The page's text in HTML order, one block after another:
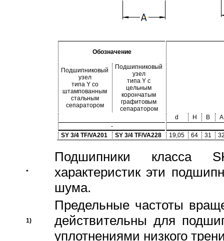
Обозначение
Подшипниковый
узел
типа Y со
штампованным
стальным
сепаратором
Подшипниковый
узел
типа Y с
цельным
корончатым
графитовым
сепаратором
d
H B
A
-
SY 3/4 TF/VA201
SY 3/4 TF/VA228 19,05 64 31
*
Подшипники класса
характеристик эти
шума.
1)
Предельные частоты
действительны для
уплотнениями низкого